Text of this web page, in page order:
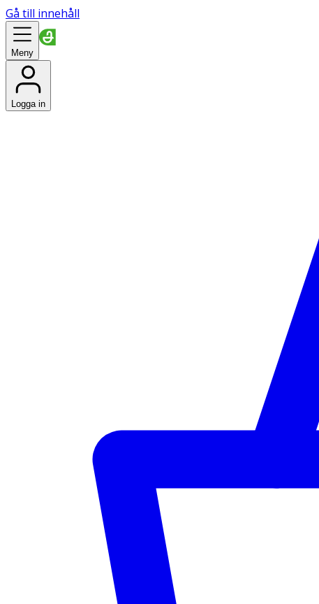
Gå till innehåll
Meny
Logga in